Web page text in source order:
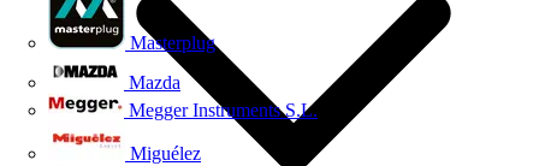
Masterplug
Mazda
Megger Instruments S.L.
Miguélez